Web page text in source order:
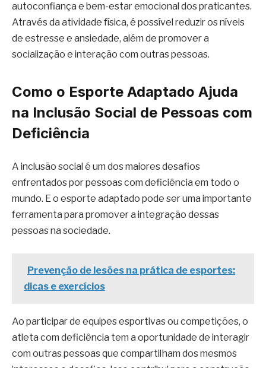
autoconfiança e bem-estar emocional dos praticantes.
Através da atividade física, é possível reduzir os níveis
de estresse e ansiedade, além de promover a
socialização e interação com outras pessoas.
Como o Esporte Adaptado Ajuda
na Inclusão Social de Pessoas com
Deficiência
A inclusão social é um dos maiores desafios
enfrentados por pessoas com deficiência em todo o
mundo. E o esporte adaptado pode ser uma importante
ferramenta para promover a integração dessas
pessoas na sociedade.
Prevenção de lesões na prática de esportes:
dicas e exercícios
Ao participar de equipes esportivas ou competições, o
atleta com deficiência tem a oportunidade de interagir
com outras pessoas que compartilham dos mesmos